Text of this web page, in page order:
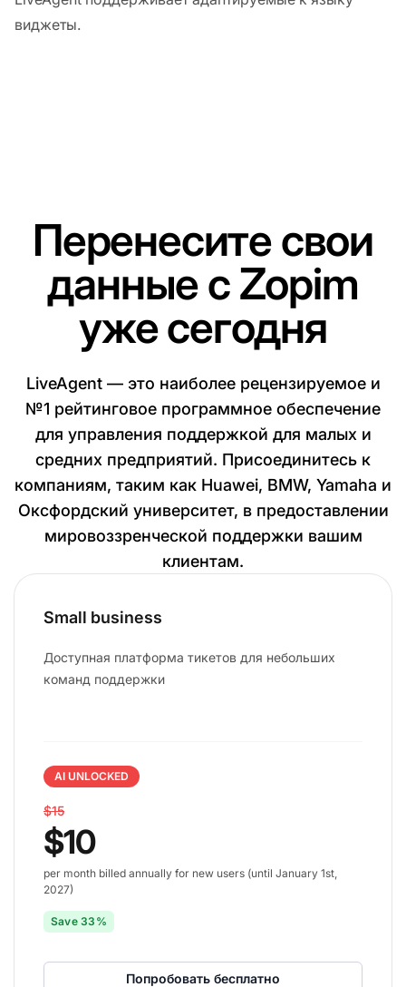
виджеты.
Перенесите свои
данные с Zopim
уже сегодня
LiveAgent — это наиболее рецензируемое и
№1 рейтинговое программное обеспечение
для управления поддержкой для малых и
средних предприятий. Присоединитесь к
компаниям, таким как Huawei, BMW, Yamaha и
Оксфордский университет, в предоставлении
мировоззренческой поддержки вашим
клиентам.
Small business
Доступная платформа тикетов для небольших
команд поддержки
AI UNLOCKED
$15
$10
per month billed annually for new users (until January 1st,
2027)
Save 33%
Попробовать бесплатно